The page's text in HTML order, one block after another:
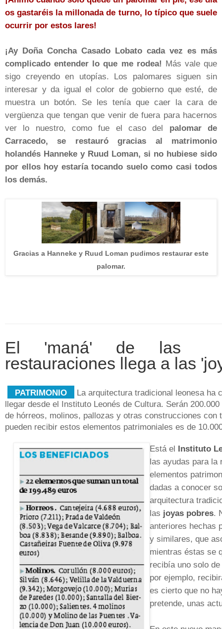
os gastaréis la millonada de turno, lo típico que suele
ocurrir por estos lares!
¡Ay Doña Concha Casado Lobato cada vez es más
complicado entender lo que me rodea! Más vale que
sigo creyendo en utopías. Los palomares siguen sin
interesar y da igual el color de gobierno que esté, de
muestra un botón. Se les tenía que caer la cara de
vergüenza que tengan que venir de fuera para hacernos
ver lo nuestro, como fue el caso del palomar de
Carracedo, se restauró gracias al matrimonio
holandés Hanneke y Ruud Loman, si no hubiese sido
por ellos hoy estaría tocando suelo como casi todos
los demás.
Gracias a Hanneke y Ruud Loman pudimos restaurar este
palomar.
El 'maná' de las
restauraciones llega a las
PATRIMONIO
La arquitectura tradicional leonesa ha
llegar desde el Instituto Leonés de Cultura. Serán
de hórreos, molinos, pallozas y otras construcciones con
pueden recibir estos elementos patrimoniales es de
Está el Instituto
las ayudas para la
elementos
dadas a conocer
arquitectura
las joyas pobres.
anteriores hechas
y similares, que
mientras éstas se
recibía uno solo
por ejemplo,
es cierto que no
pretende, unas